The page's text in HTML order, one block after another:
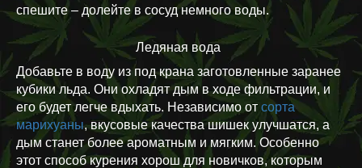
спешите – долейте в сосуд немного воды.
Ледяная вода
Добавьте в воду из под крана заготовленные заранее
кубики льда. Они охладят дым в ходе фильтрации, и
его будет легче вдыхать. Независимо от сорта
марихуаны, вкусовые качества шишек улучшатся, а
дым станет более ароматным и мягким. Особенно
этот способ курения хорош для новичков, которым